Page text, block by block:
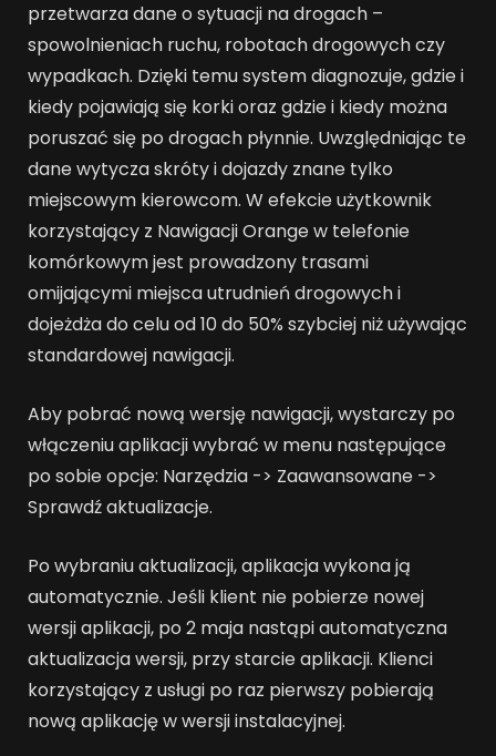
przetwarza dane o sytuacji na drogach –
spowolnieniach ruchu, robotach drogowych czy
wypadkach. Dzięki temu system diagnozuje, gdzie i
kiedy pojawiają się korki oraz gdzie i kiedy można
poruszać się po drogach płynnie. Uwzględniając te
dane wytycza skróty i dojazdy znane tylko
miejscowym kierowcom. W efekcie użytkownik
korzystający z Nawigacji Orange w telefonie
komórkowym jest prowadzony trasami
omijającymi miejsca utrudnień drogowych i
dojeżdża do celu od 10 do 50% szybciej niż używając
standardowej nawigacji.
Aby pobrać nową wersję nawigacji, wystarczy po
włączeniu aplikacji wybrać w menu następujące
po sobie opcje: Narzędzia -> Zaawansowane ->
Sprawdź aktualizacje.
Po wybraniu aktualizacji, aplikacja wykona ją
automatycznie. Jeśli klient nie pobierze nowej
wersji aplikacji, po 2 maja nastąpi automatyczna
aktualizacja wersji, przy starcie aplikacji. Klienci
korzystający z usługi po raz pierwszy pobierają
nową aplikację w wersji instalacyjnej.